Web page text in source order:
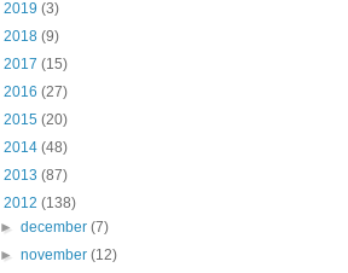
2019 (3)
2018 (9)
2017 (15)
2016 (27)
2015 (20)
2014 (48)
2013 (87)
2012 (138)
►december(7)
►november(12)